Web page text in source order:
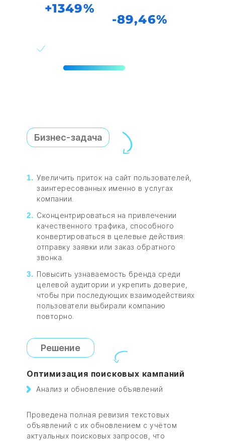
+1349%
-89,46%
Бизнес-задача
Увеличить приток на сайт пользователей,
заинтересованных именно в услугах
компании.
Сконцентрироваться на привлечении
качественного трафика, способного
конвертироваться в целевые действия:
отправку заявки или заказ обратного
звонка.
Повысить узнаваемость бренда среди
целевой аудитории и укрепить доверие,
чтобы при последующих взаимодействиях
пользователи выбирали компанию
повторно.
Решение
Оптимизация поисковых кампаний
Анализ и обновление объявлений
Проведена полная ревизия текстовых
объявлений с их обновлением с учётом
актуальных поисковых запросов, что